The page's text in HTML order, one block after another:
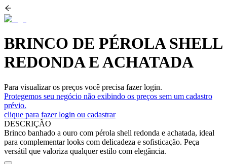
BRINCO DE PÉROLA SHELL
REDONDA E ACHATADA
Para visualizar os preços você precisa fazer login.
Protegemos seu negócio não exibindo os preços sem um cadastro
prévio.
clique para fazer login ou cadastrar
DESCRIÇÃO
Brinco banhado a ouro com pérola shell redonda e achatada, ideal
para complementar looks com delicadeza e sofisticação. Peça
versátil que valoriza qualquer estilo com elegância.